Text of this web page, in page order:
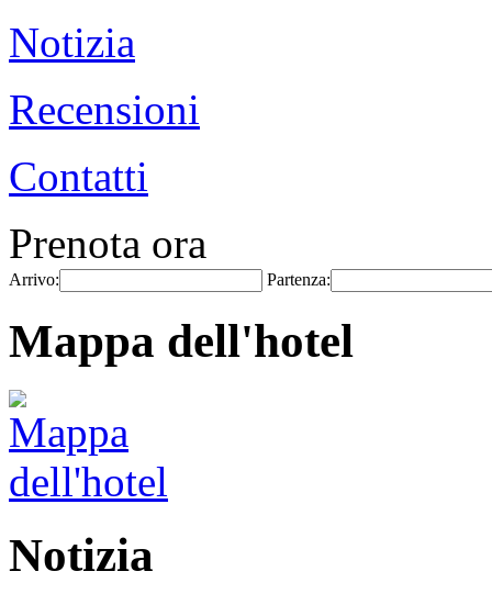
Notizia
Recensioni
Contatti
Prenota ora
Arrivo: Partenza:
Mappa dell'hotel
Notizia